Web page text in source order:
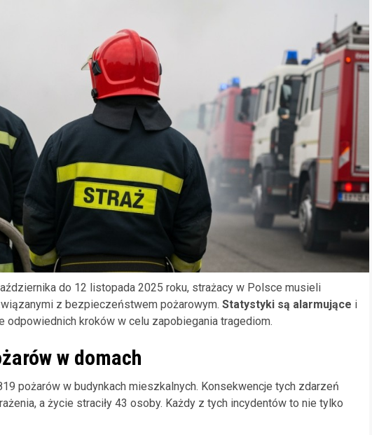
do 12 listopada 2025 roku, strażacy w Polsce musieli
z bezpieczeństwem pożarowym. Statystyki są alarmujące i
odpowiednich kroków w celu zapobiegania tragediom.
w domach
pożarów w budynkach mieszkalnych. Konsekwencje tych zdarzeń
a życie straciły 43 osoby. Każdy z tych incydentów to nie tylko